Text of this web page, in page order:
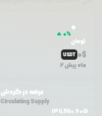
0%
0
تومان
USDT 0$
2 ماه پیش
عرضه در گردش
Circulating Supply
147,870,605